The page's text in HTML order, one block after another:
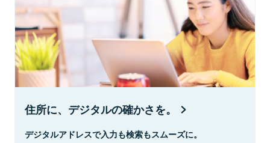
住所に、デジタルの確かさを。
デジタルアドレスで入力も検索もスムーズに。